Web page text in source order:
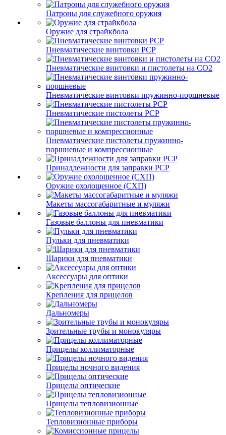
Патроны для служебного оружия
Оружие для страйкбола
Пневматические винтовки PCP
Пневматические винтовки и пистолеты на CO2
Пневматические винтовки пружинно-поршневые
Пневматические пистолеты PCP
Пневматические пистолеты пружинно-
поршневые и компрессионные
Принадлежности для заправки PCP
Оружие охолощенное (СХП)
Макеты массогабаритные и муляжи
Газовые баллоны для пневматики
Пульки для пневматики
Шарики для пневматики
Аксессуары для оптики
Крепления для прицелов
Дальномеры
Зрительные трубы и монокуляры
Прицелы коллиматорные
Прицелы ночного видения
Прицелы оптические
Прицелы тепловизионные
Тепловизионные приборы